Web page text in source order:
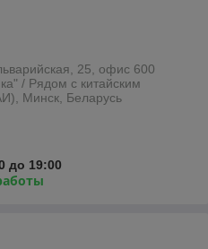
25, офис 600
/ Рядом с китайским
Минск, Беларусь
до 19:00